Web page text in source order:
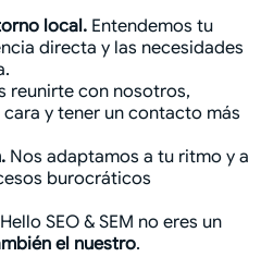
local. Entendemos tu
directa y las necesidades
reunirte con nosotros,
y tener un contacto más
Nos adaptamos a tu ritmo y a
burocráticos
SEO & SEM no eres un
el nuestro.